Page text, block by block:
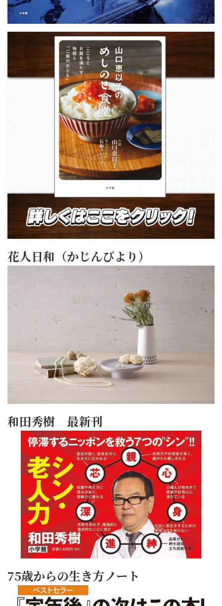
花人日和（かじんびより）
和田秀樹 最新刊
75歳からの生き方ノート